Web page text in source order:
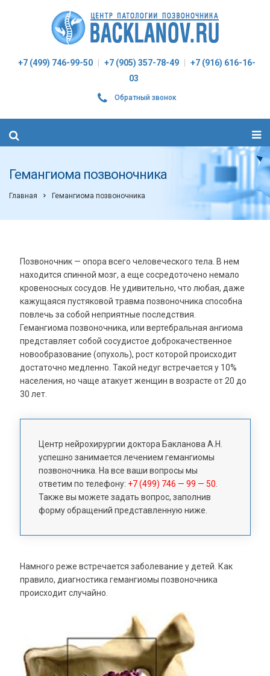
+7 (499) 746-99-50 +7 (905) 357-78-49
+7 (916) 616-16-
03
Обратный звонок
Гемангиома позвоночника
Главная Гемангиома позвоночника
Позвоночник — опора всего человеческого тела. В нем
находится спинной мозг, а еще сосредоточено немало
кровеносных сосудов. Не удивительно, что любая, даже
кажущаяся пустяковой травма позвоночника способна
повлечь за собой неприятные последствия.
Гемангиома позвоночника, или вертебральная ангиома
представляет собой сосудистое доброкачественное
новообразование (опухоль), рост которой происходит
достаточно медленно. Такой недуг встречается у 10%
населения, но чаще атакует женщин в возрасте от 20 до
30 лет.
Центр нейрохирургии доктора Бакланова А.Н.
успешно занимается лечением гемангиомы
позвоночника. На все ваши вопросы мы
ответим по телефону: +7 (499) 746 — 99 — 50
Также вы можете задать вопрос, заполнив
форму обращений представленную ниже.
Намного реже встречается заболевание у детей. Как
правило, диагностика гемангиомы позвоночника
происходит случайно.